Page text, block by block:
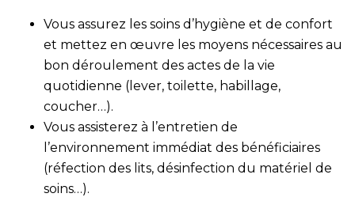
Vous assurez les soins d’hygiène et de confort
et mettez en œuvre les moyens nécessaires au
bon déroulement des actes de la vie
quotidienne (lever, toilette, habillage,
coucher…).
Vous assisterez à l’entretien de
l’environnement immédiat des bénéficiaires
(réfection des lits, désinfection du matériel de
soins…).